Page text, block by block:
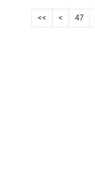
<< < 47